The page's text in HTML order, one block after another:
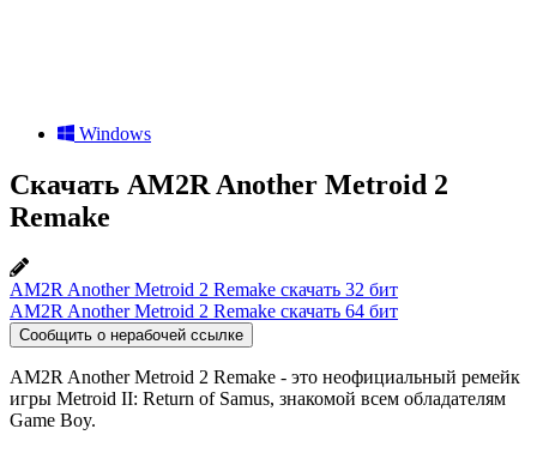
Windows
Скачать AM2R Another Metroid 2
Remake
AM2R Another Metroid 2 Remake скачать 32 бит
AM2R Another Metroid 2 Remake скачать 64 бит
Сообщить о нерабочей ссылке
AM2R Another Metroid 2 Remake - это неофициальный ремейк
игры Metroid II: Return of Samus, знакомой всем обладателям
Game Boy.